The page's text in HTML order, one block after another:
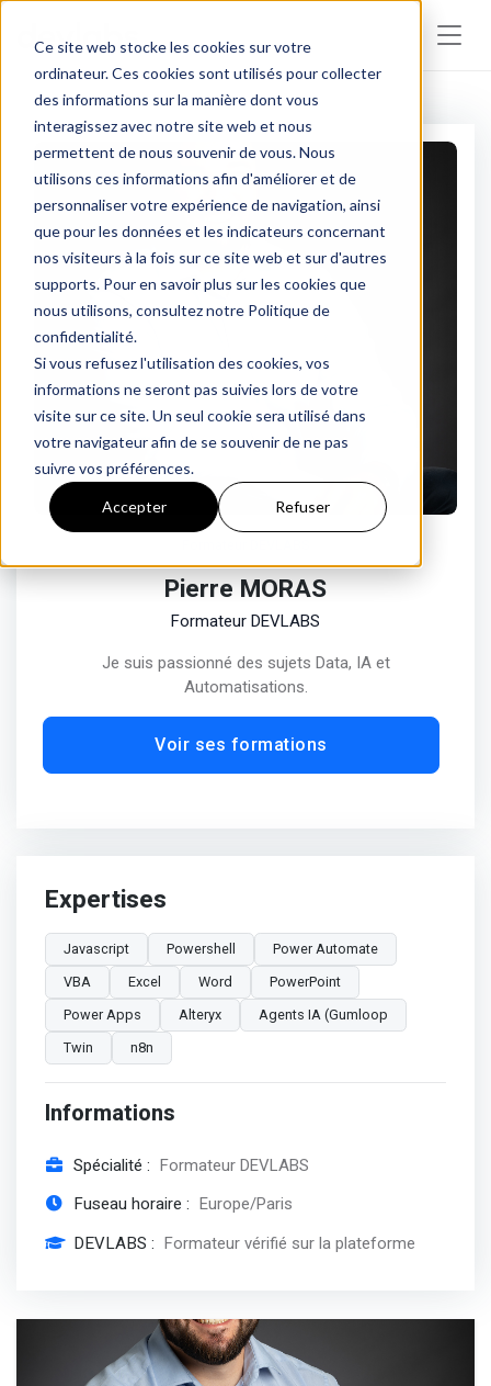
Ce site web stocke les cookies sur votre
ordinateur. Ces cookies sont utilisés pour collecter
des informations sur la manière dont vous
interagissez avec notre site web et nous
permettent de nous souvenir de vous. Nous
utilisons ces informations afin d'améliorer et de
personnaliser votre expérience de navigation, ainsi
que pour les données et les indicateurs concernant
nos visiteurs à la fois sur ce site web et sur d'autres
supports. Pour en savoir plus sur les cookies que
nous utilisons, consultez notre Politique de
confidentialité.
Si vous refusez l'utilisation des cookies, vos
informations ne seront pas suivies lors de votre
visite sur ce site. Un seul cookie sera utilisé dans
votre navigateur afin de se souvenir de ne pas
suivre vos préférences.
Accepter Refuser
Pierre MORAS
Formateur DEVLABS
Je suis passionné des sujets Data, IA et
Automatisations.
Voir ses formations
Expertises
Javascript Powershell
Power Automate
VBA
Excel Word
PowerPoint
Power Apps
Alteryx
Agents IA (Gumloop
Twin
n8n
Informations
Spécialité : Formateur DEVLABS
Fuseau horaire : Europe/Paris
DEVLABS : Formateur vérifié sur la plateforme